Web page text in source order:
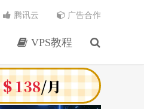
VPS教程
腾讯云 广告合作